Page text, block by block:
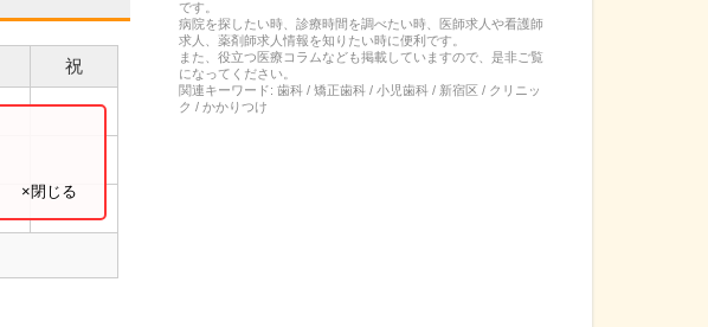
祝
×閉じる
です。
病院を探したい時、診療時間を調べたい時、医師求人や看護師
求人、薬剤師求人情報を知りたい時に便利です。
また、役立つ医療コラムなども掲載していますので、是非ご覧
になってください。
関連キーワード: 歯科 / 矯正歯科 / 小児歯科 / 新宿区 / クリニッ
ク / かかりつけ